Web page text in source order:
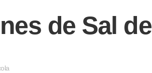
de Sal de